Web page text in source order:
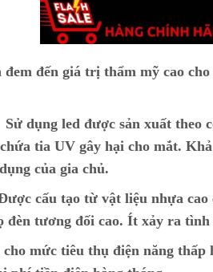
đem đến giá trị thẩm mỹ cao
Sử dụng led được sản xuất theo
tia UV gây hại cho mắt.
của gia chủ.
cấu tạo từ vật liệu nhựa cao
đèn tương đối cao. Ít xảy ra
mức tiêu thụ điện năng thấp